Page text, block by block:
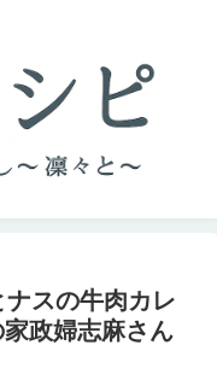
ナスの牛肉カレ
政婦志麻さん